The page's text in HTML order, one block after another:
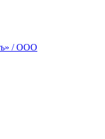
/ ООО